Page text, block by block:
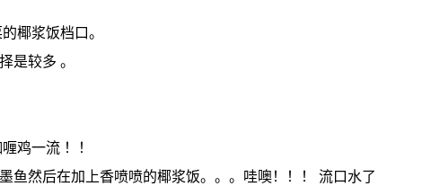
椰浆饭档口。
是较多 。
鸡一流 ！！
鱼然后在加上香喷喷的椰浆饭。。。哇噢！！！ 流口水了